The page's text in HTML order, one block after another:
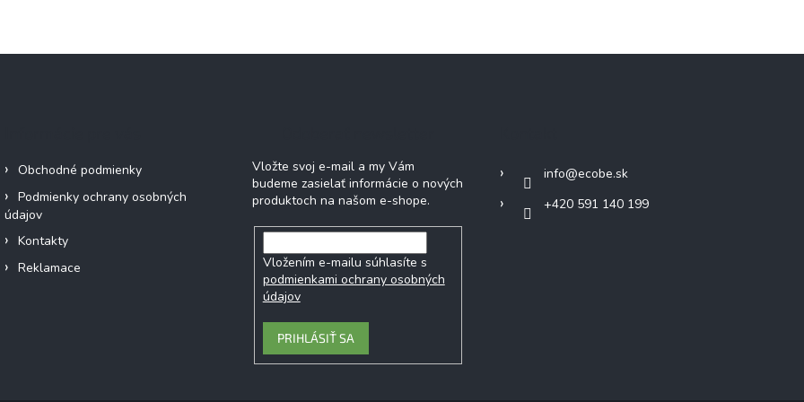
Obchodné podmienky
Podmienky ochrany osobných
údajov
Kontakty
Reklamace
Vložte svoj e-mail a my Vám
budeme zasielať informácie o nových
produktoch na našom e-shope.
Vložením e-mailu súhlasíte s
podmienkami ochrany osobných
údajov
PRIHLÁSIŤ SA
info@ecobe.sk
+420 591 140 199